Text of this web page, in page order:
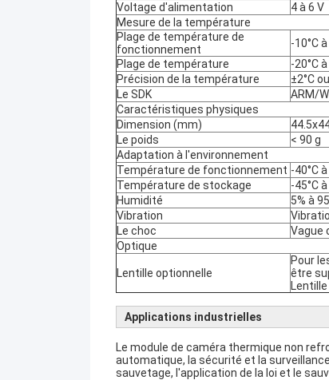
Voltage d'alimentation
4 à 6 V
Mesure de la température
Plage de température de
fonctionnement
-10°C
Plage de température
-20°C
Précision de la température
±2°C
Le SDK
ARM/
Caractéristiques physiques
Dimension (mm)
Le poids
< 90 g
Adaptation à l'environnement
Température de fonctionnement -40°C
Température de stockage
-45°C
Humidité
5% à
Vibration
Le choc
Vague
Optique
Lentille optionnelle
Pour
être
Applications industrielles
Le module de caméra thermique non
automatique, la sécurité et la
sauvetage, l'application de la loi et le